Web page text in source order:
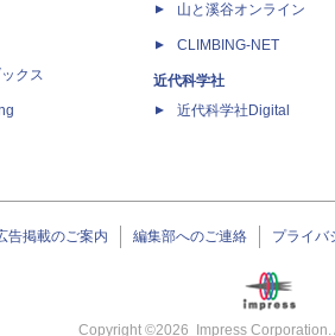
クス
山と溪谷オンライン
CLIMBING-NET
近代科学社
近代科学社Digital
告掲載のご案内 編集部へのご連絡 プライバ
Copyright ©2026 Impress